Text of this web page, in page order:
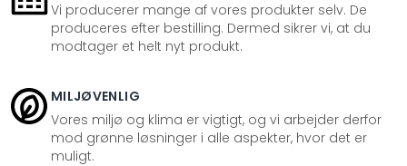
Vi producerer mange af vores produkter selv. De
produceres efter bestilling. Dermed sikrer vi, at du
modtager et helt nyt produkt.
MILJØVENLIG
Vores miljø og klima er vigtigt, og vi arbejder derfor
mod grønne løsninger i alle aspekter, hvor det er
muligt.